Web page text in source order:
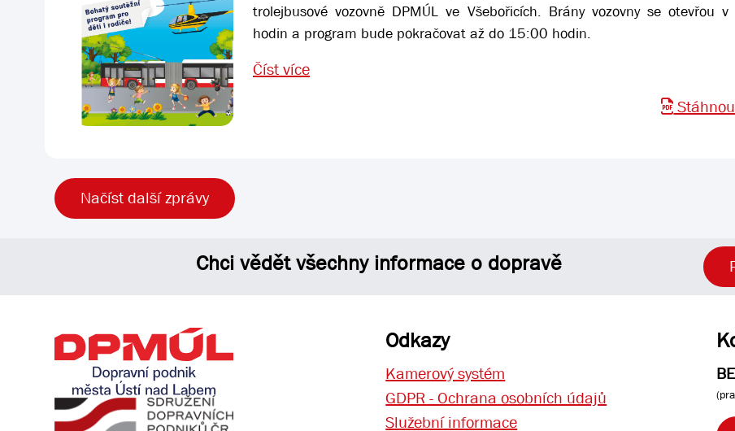
trolejbusové vozovně DPMÚL ve Všebořicích. Brány vozovny se otevřou
hodin a program bude pokračovat až do 15:00 hodin.
Číst více
Načíst další zprávy
Chci vědět všechny informace o dopravě
Odkazy
Kamerový systém
GDPR - Ochrana osobních údajů
Služební informace